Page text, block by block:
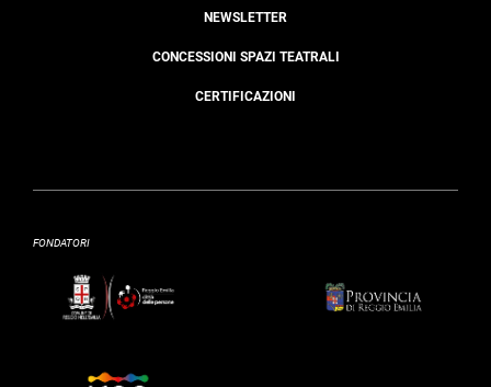
NEWSLETTER
CONCESSIONI SPAZI TEATRALI
CERTIFICAZIONI
FONDATORI